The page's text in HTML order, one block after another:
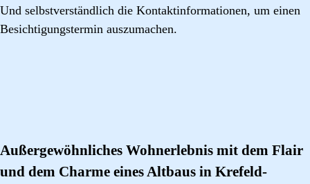
Und selbstverständlich die Kontaktinformationen, um einen
Besichtigungstermin auszumachen.
Außergewöhnliches Wohnerlebnis mit dem Flair
und dem Charme eines Altbaus in Krefeld-